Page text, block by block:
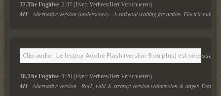
37.The Fugitive 2:37 (Evert Verhees/Bert Verschueren)
MF -Alternative version (underscore) - A stakeout waiting for action. Electric guitars
Clip audio : Le lecteur Adobe Flash (version 9 ou plus) est
38.The Fugitive 1:20 (Evert Verhees/Bert Verschueren)
MF -Alternative version - Rock, wild & strange version withtension & anger.